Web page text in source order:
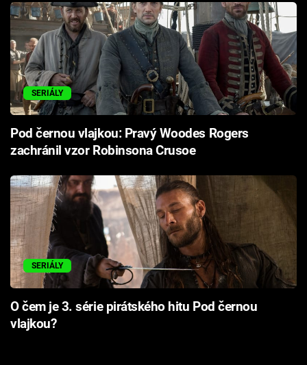
Sledujte prima+
Přihlášení
Sledujte nás
SERIÁLY
Pod černou vlajkou: Pravý Woodes Rogers
zachránil vzor Robinsona Crusoe
SERIÁLY
O čem je 3. série pirátského hitu Pod černou
vlajkou?